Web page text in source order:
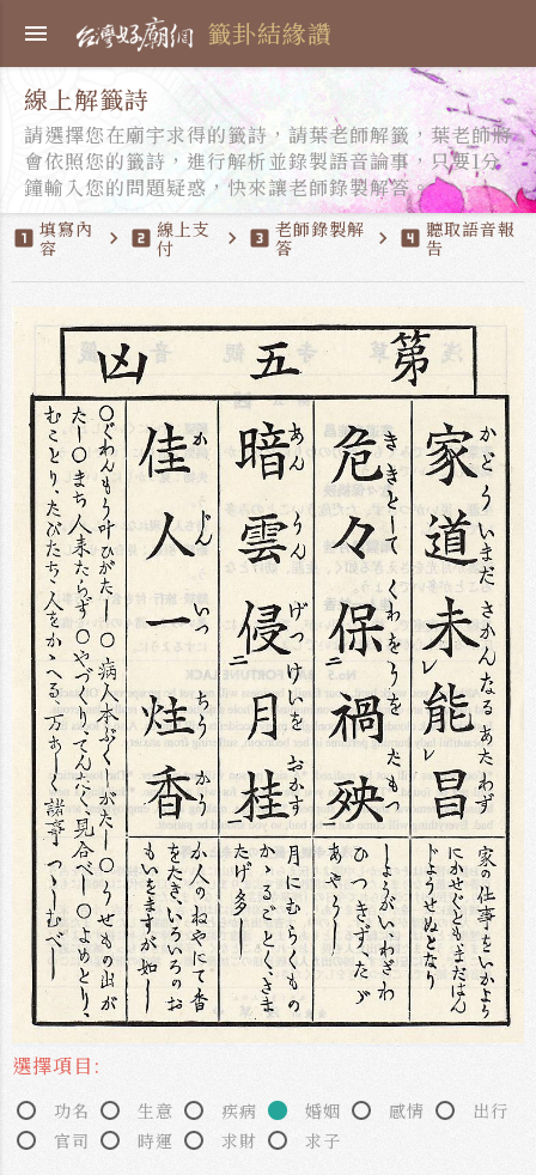
籤卦結緣讚
menu
線上解籤詩
請選擇您在廟宇求得的籤詩，請葉老師解籤，葉老師將
會依照您的籤詩，進行解析並錄製語音論事，只要1分
鐘輸入您的問題疑惑，快來讓老師錄製解答。
looks_one 填寫內
容
chevron_right looks_two 線上支
付
chevron_right looks_3 老師錄製解
答
chevron_right looks_4 聽取語音報
告
選擇項目:
功名 生意 疾病 婚姻 感情
出行
官司
時運 求財 求子